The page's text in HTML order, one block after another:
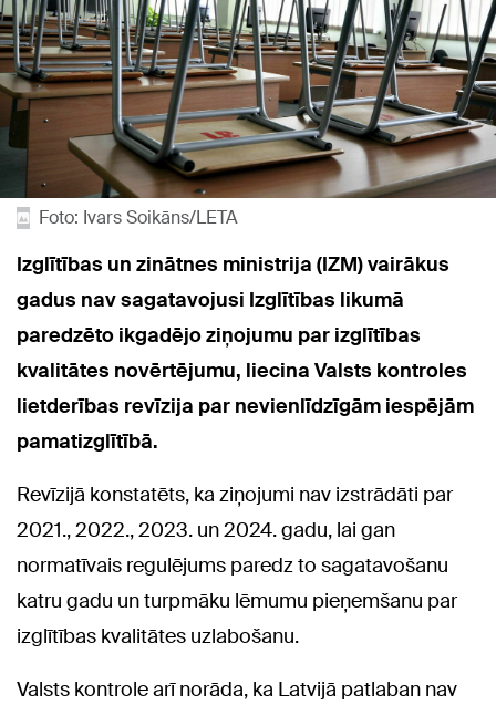
Foto: Ivars Soikāns/LETA
Izglītības un zinātnes ministrija (IZM) vairākus
gadus nav sagatavojusi Izglītības likumā
paredzēto ikgadējo ziņojumu par izglītības
kvalitātes novērtējumu, liecina Valsts kontroles
lietderības revīzija par nevienlīdzīgām iespējām
pamatizglītībā.
Revīzijā konstatēts, ka ziņojumi nav izstrādāti par
2021., 2022., 2023. un 2024. gadu, lai gan
normatīvais regulējums paredz to sagatavošanu
katru gadu un turpmāku lēmumu pieņemšanu par
izglītības kvalitātes uzlabošanu.
Valsts kontrole arī norāda, ka Latvijā patlaban nav